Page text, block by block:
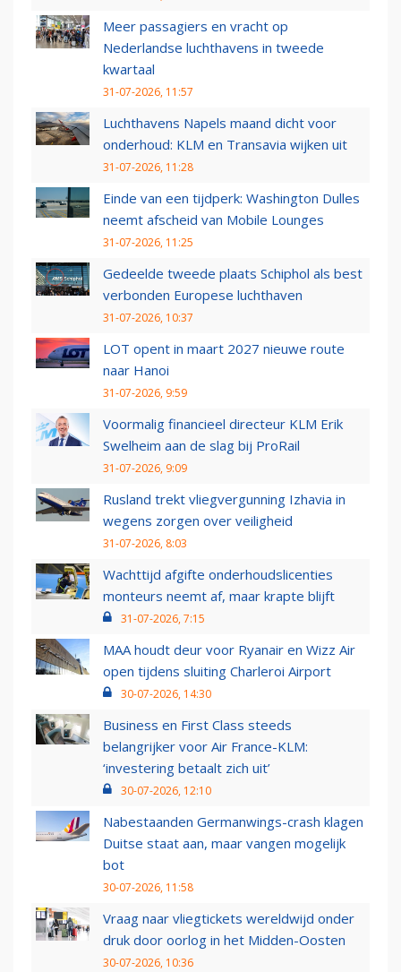
Meer passagiers en vracht op
Nederlandse luchthavens in tweede
kwartaal
31-07-2026, 11:57
Luchthavens Napels maand dicht voor
onderhoud: KLM en Transavia wijken uit
31-07-2026, 11:28
Einde van een tijdperk: Washington Dulles
neemt afscheid van Mobile Lounges
31-07-2026, 11:25
Gedeelde tweede plaats Schiphol als best
verbonden Europese luchthaven
31-07-2026, 10:37
LOT opent in maart 2027 nieuwe route
naar Hanoi
31-07-2026, 9:59
Voormalig financieel directeur KLM Erik
Swelheim aan de slag bij ProRail
31-07-2026, 9:09
Rusland trekt vliegvergunning Izhavia in
wegens zorgen over veiligheid
31-07-2026, 8:03
Wachttijd afgifte onderhoudslicenties
monteurs neemt af, maar krapte blijft
31-07-2026, 7:15
MAA houdt deur voor Ryanair en Wizz Air
open tijdens sluiting Charleroi Airport
30-07-2026, 14:30
Business en First Class steeds
belangrijker voor Air France-KLM:
‘investering betaalt zich uit’
30-07-2026, 12:10
Nabestaanden Germanwings-crash klagen
Duitse staat aan, maar vangen mogelijk
bot
30-07-2026, 11:58
Vraag naar vliegtickets wereldwijd onder
druk door oorlog in het Midden-Oosten
30-07-2026, 10:36